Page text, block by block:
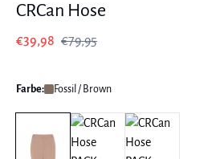
CRCan Hose
€39,98 €79,95
Farbe: Fossil / Brown